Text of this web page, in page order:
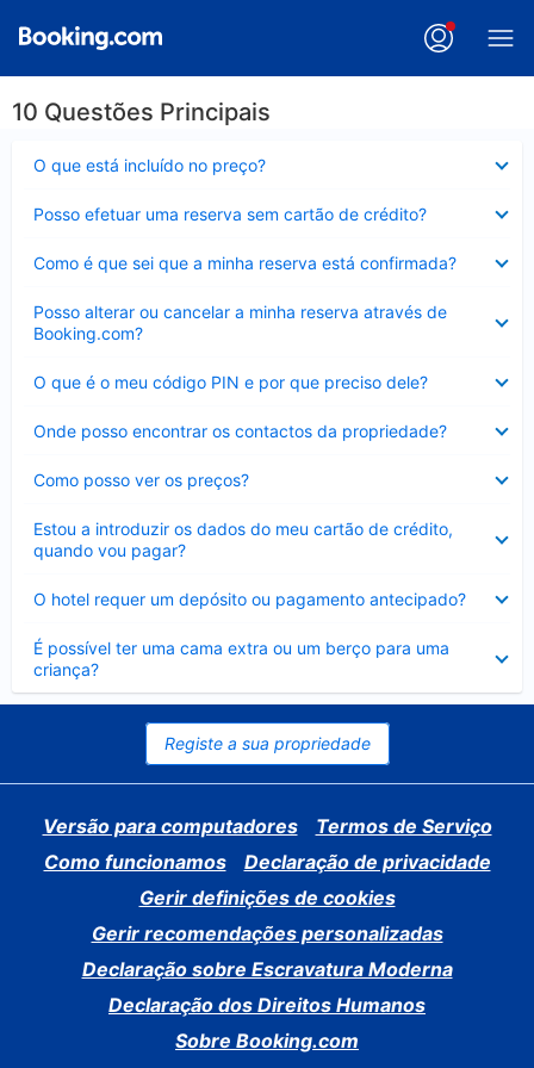
10 Questões Principais
O que está incluído no preço?
fechado
Posso efetuar uma reserva sem cartão de crédito?
fechado
Como é que sei que a minha reserva está confirmada?
fechado
Posso alterar ou cancelar a minha reserva através de
Booking.com?
fechado
O que é o meu código PIN e por que preciso dele?
fechado
Onde posso encontrar os contactos da propriedade?
fechado
Como posso ver os preços?
fechado
Estou a introduzir os dados do meu cartão de crédito,
quando vou pagar?
fechado
O hotel requer um depósito ou pagamento antecipado?
fechado
É possível ter uma cama extra ou um berço para uma
criança?
Elemento
fechado
Registe a sua propriedade
Versão para computadores
Termos de Serviço
Como funcionamos
Declaração de privacidade
Gerir definições de cookies
Gerir recomendações personalizadas
Declaração sobre Escravatura Moderna
Declaração dos Direitos Humanos
Sobre Booking.com